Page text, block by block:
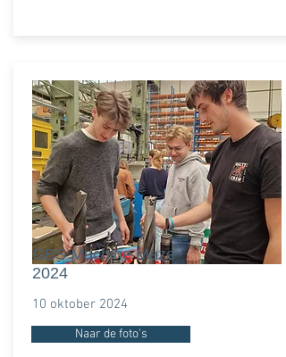
GBS Machine Maze
2024
10 oktober 2024
Naar de foto's